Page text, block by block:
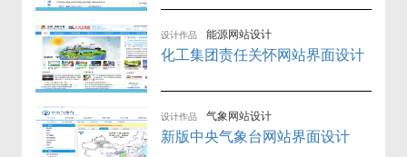
设计作品 能源网站设计
化工集团责任关怀网站界面设计
设计作品 气象网站设计
新版中央气象台网站界面设计